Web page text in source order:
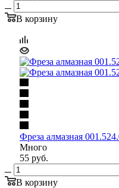
В корзину
Фреза алмазная
Много
55 руб.
В корзину